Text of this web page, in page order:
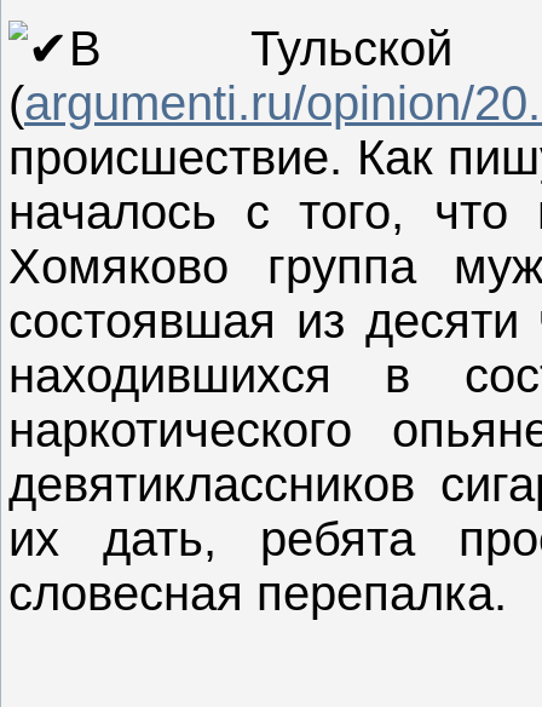
В Тульской
(argumenti.ru/opinion/
происшествие. Как
началось с того,
Хомяково группа
состоявшая из десяти
находившихся в
наркотического
девятиклассников
их дать, ребята
словесная перепалка.